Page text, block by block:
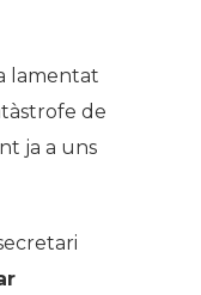
lamentat
de
ja a uns